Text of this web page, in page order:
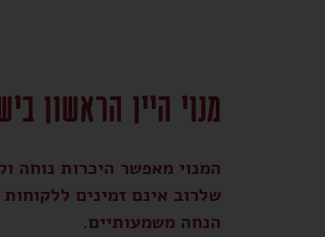
מנוי היין הראשון
המנוי מאפשר היכרות נוחה
שלרוב אינם זמינים ללקוחות
הנחה משמעותיים.